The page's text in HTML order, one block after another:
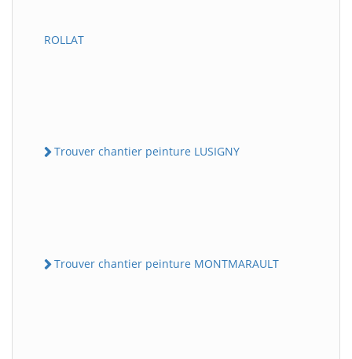
ROLLAT
Trouver chantier peinture LUSIGNY
Trouver chantier peinture MONTMARAULT